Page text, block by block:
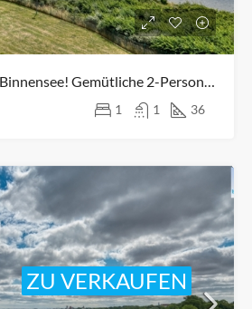
1 1 36
ZU VERKAUFEN